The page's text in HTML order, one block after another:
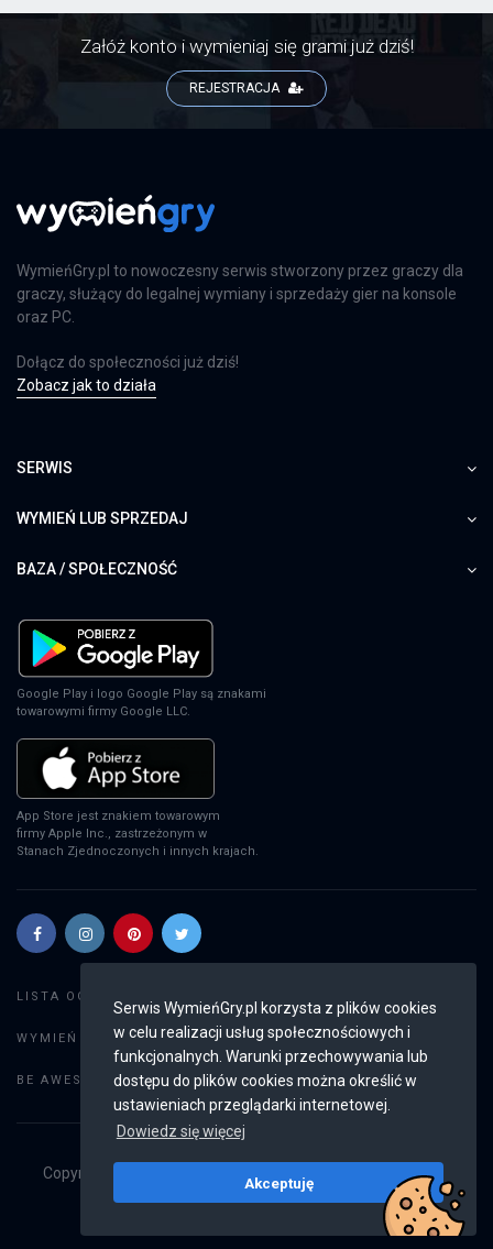
Serwis WymieńGry.pl korzysta z plików cookies
w celu realizacji usług społecznościowych i
funkcjonalnych. Warunki przechowywania lub
dostępu do plików cookies można określić w
ustawieniach przeglądarki internetowej.
Dowiedz się więcej
Akceptuję
Załóż konto i wymieniaj się grami już dziś!
REJESTRACJA
WymieńGry.pl to nowoczesny serwis stworzony przez graczy dla
graczy, służący do legalnej wymiany i sprzedaży gier na konsole
oraz PC.
Dołącz do społeczności już dziś!
Zobacz jak to działa
SERWIS
WYMIEŃ LUB SPRZEDAJ
BAZA / SPOŁECZNOŚĆ
Google Play i logo Google Play są znakami
towarowymi firmy Google LLC.
App Store jest znakiem towarowym
firmy Apple Inc., zastrzeżonym w
Stanach Zjednoczonych i innych krajach.
LISTA OGŁOSZEŃ:
WYMIEŃ GRY: Dodaj ogłoszenie
BE AWESOME: Weryfikacja konta
Copyright © 2019 - 2026
Wszystkie prawa
v2.8.3